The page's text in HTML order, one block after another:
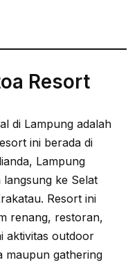
Resort
di Lampung adalah
ini berada di
Lampung
langsung ke Selat
Resort ini
renang, restoran,
aktivitas outdoor
maupun gathering